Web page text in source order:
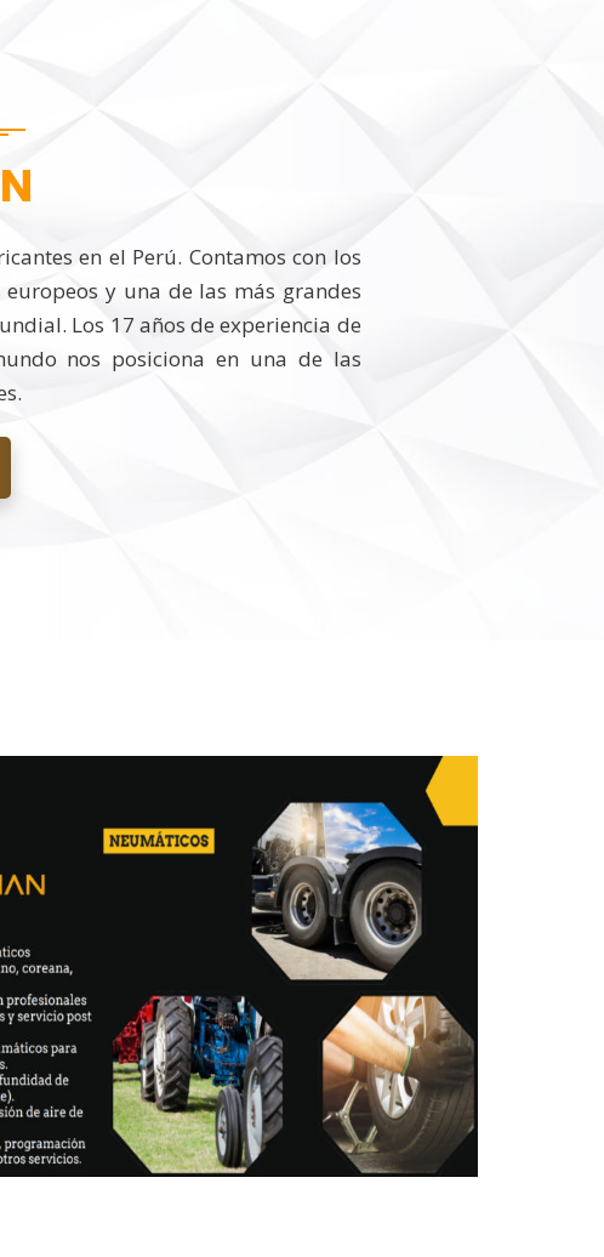
en el Perú. Contamos con los
y una de las más grandes
Los 17 años de experiencia de
nos posiciona en una de las